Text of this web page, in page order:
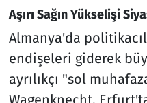
Aşırı Sağın Yükselişi
Almanya'da
endişeleri giderek
ayrılıkçı "sol